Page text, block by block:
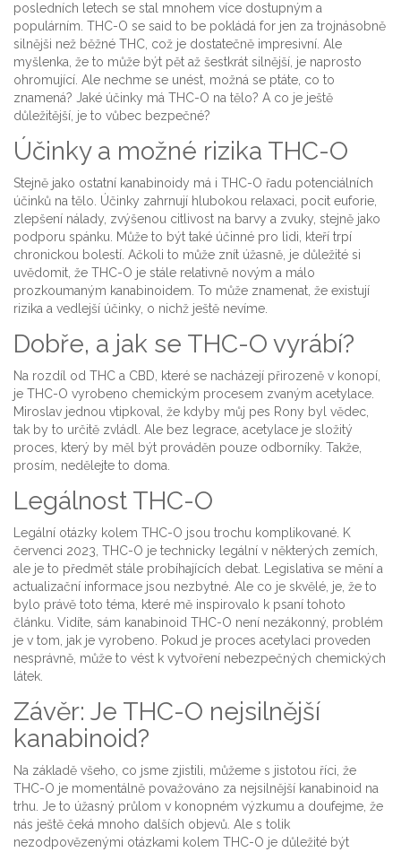
posledních letech se stal mnohem více dostupným a
populárním. THC-O se said to be pokládá for jen za trojnásobně
silnějši než běžné THC, což je dostatečně impresivní. Ale
myšlenka, že to může být pět až šestkrát silnější, je naprosto
ohromující. Ale nechme se unést, možná se ptáte, co to
znamená? Jaké účinky má THC-O na tělo? A co je ještě
důležitější, je to vůbec bezpečné?
Účinky a možné rizika THC-O
Stejně jako ostatní kanabinoidy má i THC-O řadu potenciálních
účinků na tělo. Účinky zahrnují hlubokou relaxaci, pocit euforie,
zlepšení nálady, zvýšenou citlivost na barvy a zvuky, stejně jako
podporu spánku. Může to být také účinné pro lidi, kteří trpí
chronickou bolestí. Ačkoli to může znít úžasně, je důležité si
uvědomit, že THC-O je stále relativně novým a málo
prozkoumaným kanabinoidem. To může znamenat, že existují
rizika a vedlejší účinky, o nichž ještě nevíme.
Dobře, a jak se THC-O vyrábí?
Na rozdíl od THC a CBD, které se nacházejí přirozeně v konopí,
je THC-O vyrobeno chemickým procesem zvaným acetylace.
Miroslav jednou vtipkoval, že kdyby můj pes Rony byl vědec,
tak by to určitě zvládl. Ale bez legrace, acetylace je složitý
proces, který by měl být prováděn pouze odborníky. Takže,
prosím, nedělejte to doma.
Legálnost THC-O
Legální otázky kolem THC-O jsou trochu komplikované. K
červenci 2023, THC-O je technicky legální v některých zemích,
ale je to předmět stále probíhajících debat. Legislativa se mění a
actualizační informace jsou nezbytné. Ale co je skvělé, je, že to
bylo právě toto téma, které mě inspirovalo k psaní tohoto
článku. Vidíte, sám kanabinoid THC-O není nezákonný, problém
je v tom, jak je vyrobeno. Pokud je proces acetylaci proveden
nesprávně, může to vést k vytvoření nebezpečných chemických
látek.
Závěr: Je THC-O nejsilnější
kanabinoid?
Na základě všeho, co jsme zjistili, můžeme s jistotou říci, že
THC-O je momentálně považováno za nejsilnější kanabinoid na
trhu. Je to úžasný průlom v konopném výzkumu a doufejme, že
nás ještě čeká mnoho dalších objevů. Ale s tolik
nezodpovězenými otázkami kolem THC-O je důležité být